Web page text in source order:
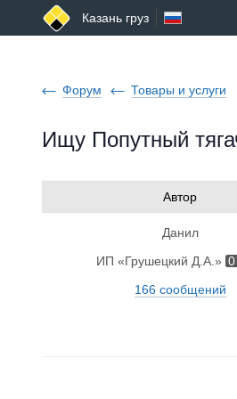
Казань груз
Форум Товары и услуги
Ищу Попутный
Автор
Данил
ИП «Грушецкий Д.А.» 0
166 сообщений